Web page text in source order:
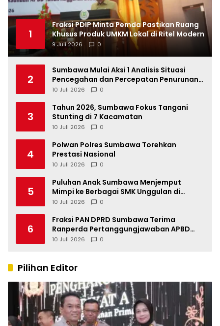
1
Fraksi PDIP Minta Pemda Pastikan Ruang
Khusus Produk UMKM Lokal di Ritel Modern
9 Juli 2026 0
2
Sumbawa Mulai Aksi 1 Analisis Situasi
Pencegahan dan Percepatan Penurunan
Stunting Tahun 2026
10 Juli 2026 0
3
Tahun 2026, Sumbawa Fokus Tangani
Stunting di 7 Kacamatan
10 Juli 2026 0
4
Polwan Polres Sumbawa Torehkan
Prestasi Nasional
10 Juli 2026 0
5
Puluhan Anak Sumbawa Menjemput
Mimpi ke Berbagai SMK Unggulan di
Indonesia
10 Juli 2026 0
6
Fraksi PAN DPRD Sumbawa Terima
Ranperda Pertanggungjawaban APBD
2025, Soroti SILPA Rp201,68 Miliar dan
10 Juli 2026 0
Pilihan Editor